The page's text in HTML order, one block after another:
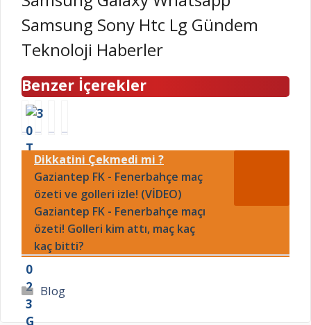
Samsung Sony Htc Lg Gündem
Teknoloji Haberler
Benzer İçerekler
3
0
T
m
m
0
2
3
G
ü
A
r
M
a
y
a
:
B
l
O
a
i
h
Ö
z
c
a
n
n
i
i
t
S
a
r
a
y
Dikkatini Çekmedi mi ?
Gaziantep FK - Fenerbahçe maç
özeti ve golleri izle! (VİDEO)
Gaziantep FK - Fenerbahçe maçı
özeti! Golleri kim attı, maç kaç
kaç bitti?
Kategoriler
Blog